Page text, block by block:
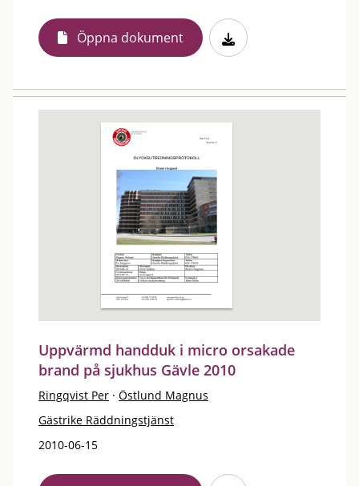
Öppna dokument
Uppvärmd handduk i micro orsakade
brand på sjukhus Gävle 2010
Ringqvist Per · Östlund Magnus
Gästrike Räddningstjänst
2010-06-15